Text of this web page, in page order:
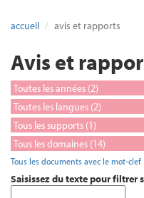
accueil avis et rapports
Avis et
Tous les documents avec le mot-clef
Saisissez du texte pour filtrer